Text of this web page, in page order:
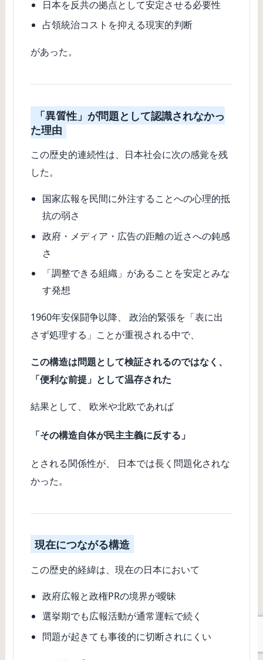
日本を反共の拠点として安定させる必要性
占領統治コストを抑える現実的判断
があった。
「異質性」が問題として認識されなかっ
た理由
この歴史的連続性は、日本社会に次の感覚を残
した。
国家広報を民間に外注することへの心理的抵
抗の弱さ
政府・メディア・広告の距離の近さへの鈍感
さ
「調整できる組織」があることを安定とみな
す発想
1960年安保闘争以降、 政治的緊張を「表に出
さず処理する」ことが重視される中で、
この構造は問題として検証されるのではなく、
「便利な前提」として温存された
結果として、 欧米や北欧であれば
「その構造自体が民主主義に反する」
とされる関係性が、 日本では長く問題化されな
かった。
現在につながる構造
この歴史的経緯は、現在の日本において
政府広報と政権PRの境界が曖昧
選挙期でも広報活動が通常運転で続く
問題が起きても事後的に切断されにくい